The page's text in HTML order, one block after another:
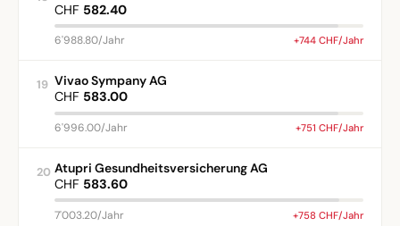
CHF 582.40
6'988.80/Jahr +744 CHF/Jahr
19 Vivao Sympany AG
CHF 583.00
6'996.00/Jahr +751 CHF/Jahr
20 Atupri Gesundheitsversicherung AG
CHF 583.60
7'003.20/Jahr +758 CHF/Jahr